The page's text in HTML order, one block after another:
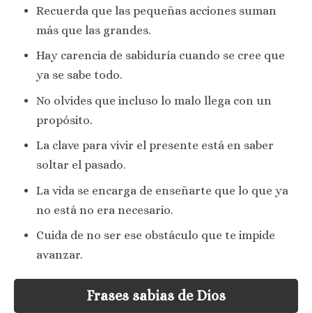
Recuerda que las pequeñas acciones suman
más que las grandes.
Hay carencia de sabiduría cuando se cree que
ya se sabe todo.
No olvides que incluso lo malo llega con un
propósito.
La clave para vivir el presente está en saber
soltar el pasado.
La vida se encarga de enseñarte que lo que ya
no está no era necesario.
Cuida de no ser ese obstáculo que te impide
avanzar.
Frases sabias de Dios